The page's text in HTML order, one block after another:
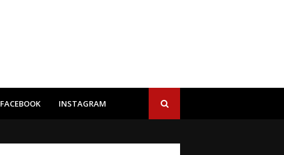
FACEBOOK INSTAGRAM